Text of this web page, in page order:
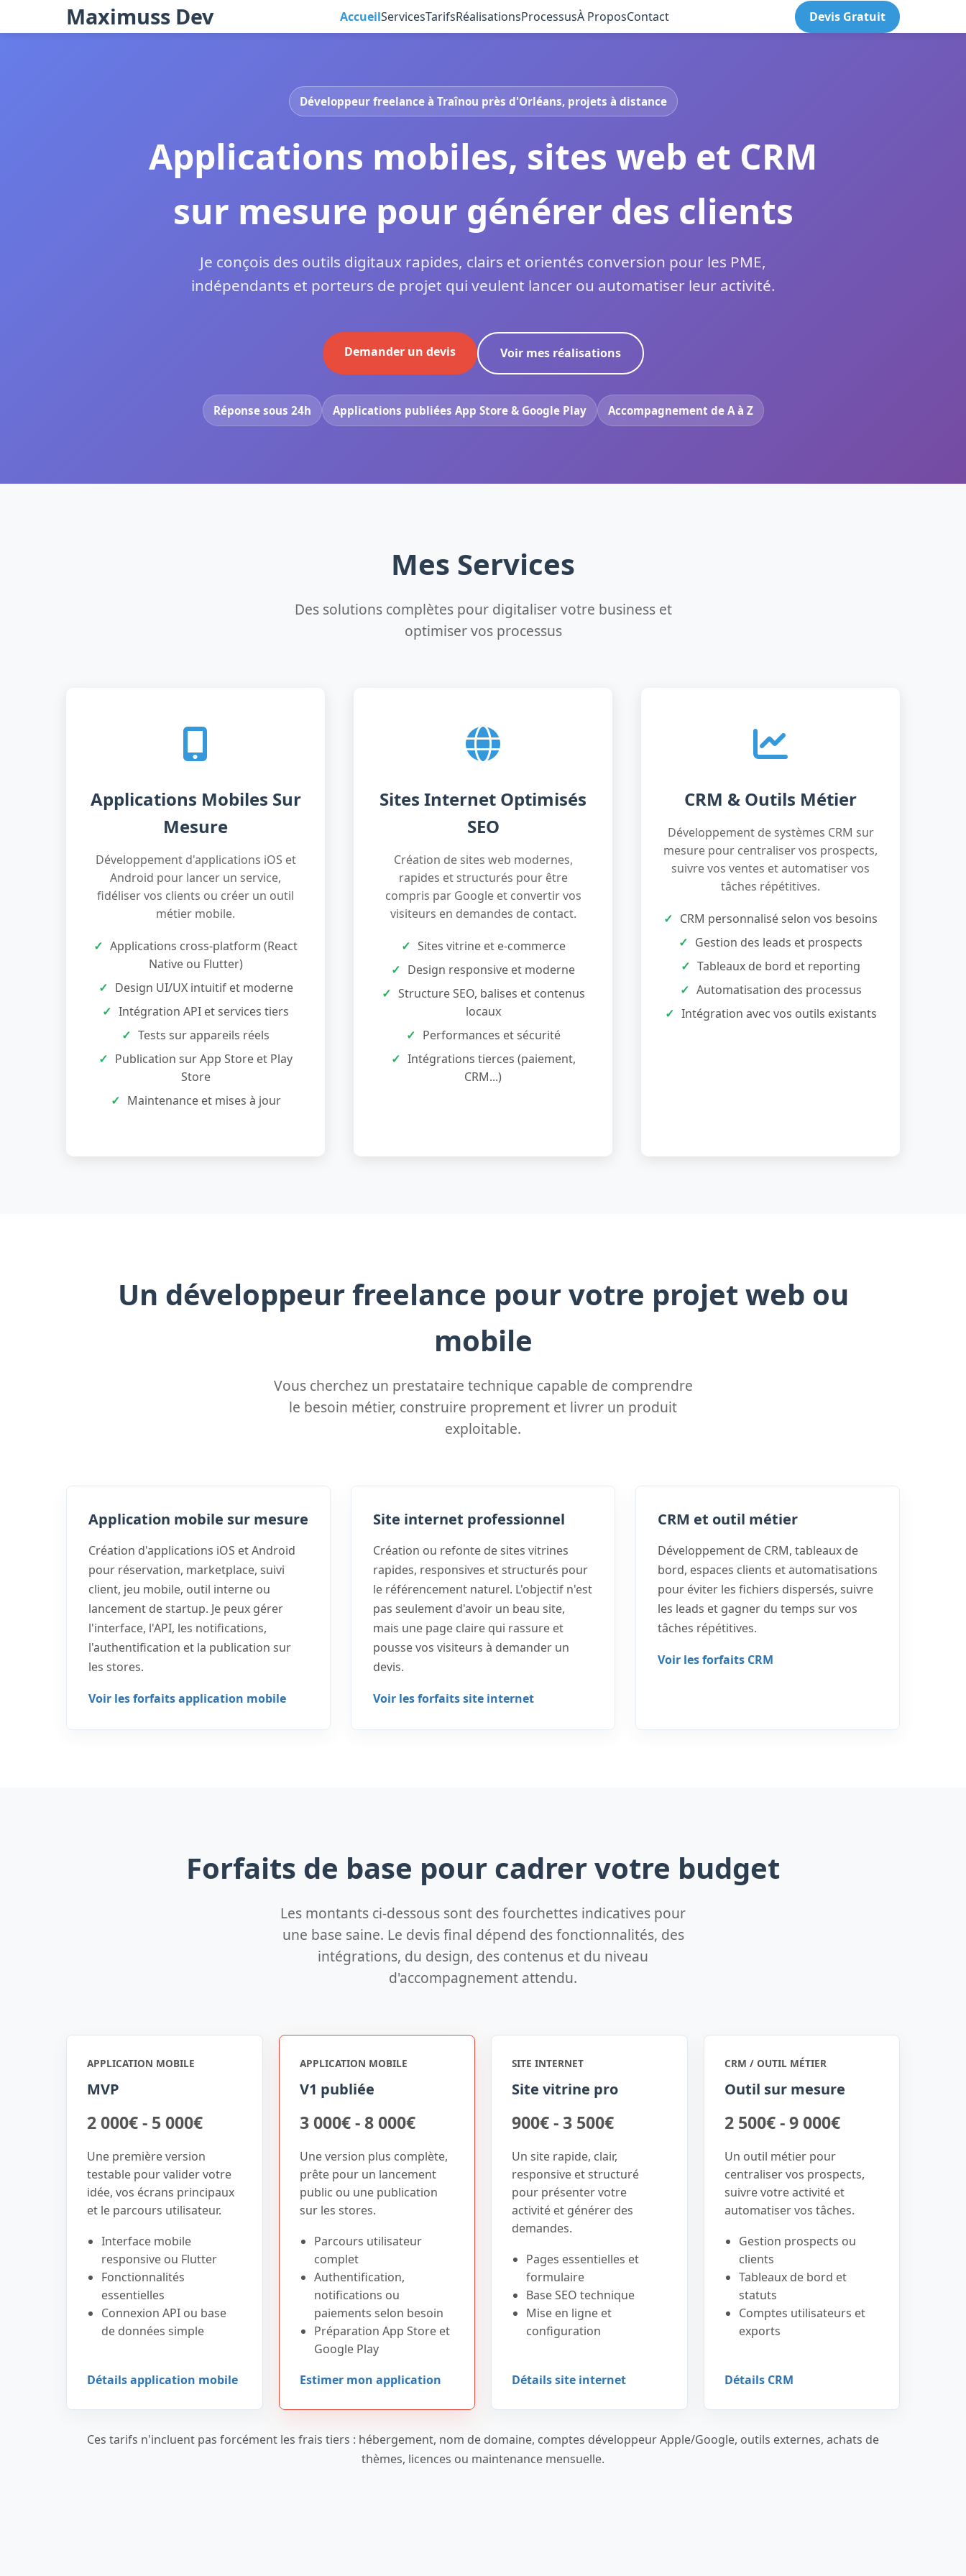
Maximuss Dev AccueilServicesTarifsRéalisationsProcessusÀ ProposContact Devis Gratuit
Développeur freelance à Traînou près d'Orléans, projets à distance
Applications mobiles, sites web et CRM
sur mesure pour générer des clients
Je conçois des outils digitaux rapides, clairs et orientés conversion pour les PME,
indépendants et porteurs de projet qui veulent lancer ou automatiser leur activité.
Demander un devis Voir mes réalisations
Réponse sous 24h Applications publiées App Store & Google Play Accompagnement de A à Z
Mes Services
Des solutions complètes pour digitaliser votre business et
optimiser vos processus
Applications Mobiles Sur
Mesure
Développement d'applications iOS et
Android pour lancer un service,
fidéliser vos clients ou créer un outil
métier mobile.
Applications cross-platform (React
Native ou Flutter)
Design UI/UX intuitif et moderne
Intégration API et services tiers
Tests sur appareils réels
Publication sur App Store et Play
Store
Maintenance et mises à jour
Sites Internet Optimisés
SEO
Création de sites web modernes,
rapides et structurés pour être
compris par Google et convertir vos
visiteurs en demandes de contact.
Sites vitrine et e-commerce
Design responsive et moderne
Structure SEO, balises et contenus
locaux
Performances et sécurité
Intégrations tierces (paiement,
CRM...)
CRM & Outils Métier
Développement de systèmes CRM sur
mesure pour centraliser vos prospects,
suivre vos ventes et automatiser vos
tâches répétitives.
CRM personnalisé selon vos besoins
Gestion des leads et prospects
Tableaux de bord et reporting
Automatisation des processus
Intégration avec vos outils existants
Un développeur freelance pour votre projet web ou
mobile
Vous cherchez un prestataire technique capable de comprendre
le besoin métier, construire proprement et livrer un produit
exploitable.
Application mobile sur mesure
Création d'applications iOS et Android
pour réservation, marketplace, suivi
client, jeu mobile, outil interne ou
lancement de startup. Je peux gérer
l'interface, l'API, les notifications,
l'authentification et la publication sur
les stores.
Voir les forfaits application mobile
Site internet professionnel
Création ou refonte de sites vitrines
rapides, responsives et structurés pour
le référencement naturel. L'objectif n'est
pas seulement d'avoir un beau site,
mais une page claire qui rassure et
pousse vos visiteurs à demander un
devis.
Voir les forfaits site internet
CRM et outil métier
Développement de CRM, tableaux de
bord, espaces clients et automatisations
pour éviter les fichiers dispersés, suivre
les leads et gagner du temps sur vos
tâches répétitives.
Voir les forfaits CRM
Forfaits de base pour cadrer votre budget
Les montants ci-dessous sont des fourchettes indicatives pour
une base saine. Le devis final dépend des fonctionnalités, des
intégrations, du design, des contenus et du niveau
d'accompagnement attendu.
APPLICATION MOBILE
MVP
2 000€ - 5 000€
Une première version
testable pour valider votre
idée, vos écrans principaux
et le parcours utilisateur.
Interface mobile
responsive ou Flutter
Fonctionnalités
essentielles
Connexion API ou base
de données simple
Détails application mobile
APPLICATION MOBILE
V1 publiée
3 000€ - 8 000€
Une version plus complète,
prête pour un lancement
public ou une publication
sur les stores.
Parcours utilisateur
complet
Authentification,
notifications ou
paiements selon besoin
Préparation App Store et
Google Play
Estimer mon application
SITE INTERNET
Site vitrine pro
900€ - 3 500€
Un site rapide, clair,
responsive et structuré
pour présenter votre
activité et générer des
demandes.
Pages essentielles et
formulaire
Base SEO technique
Mise en ligne et
configuration
Détails site internet
CRM / OUTIL MÉTIER
Outil sur mesure
2 500€ - 9 000€
Un outil métier pour
centraliser vos prospects,
suivre votre activité et
automatiser vos tâches.
Gestion prospects ou
clients
Tableaux de bord et
statuts
Comptes utilisateurs et
exports
Détails CRM
Ces tarifs n'incluent pas forcément les frais tiers : hébergement, nom de domaine, comptes développeur Apple/Google, outils externes, achats de
thèmes, licences ou maintenance mensuelle.